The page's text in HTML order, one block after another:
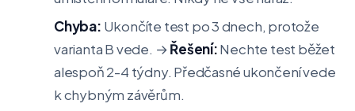
Chyba: Ukončíte test po 3 dnech, protože
varianta B vede. →Řešení:Nechte test běžet
alespoň 2-4 týdny. Předčasné ukončení vede
k chybným závěrům.